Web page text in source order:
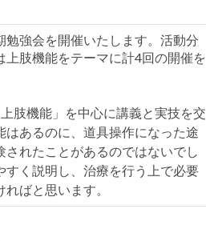
強会を開催いたします。活動分
肢機能をテーマに計4回の開催を
肢機能」を中心に講義と実技を交
はあるのに、道具操作になった途
れたことがあるのではないでし
すく説明し、治療を行う上で必要
ばと思います。